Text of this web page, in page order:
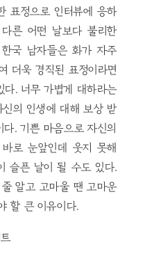
표정으로 인터뷰에 응하
른 어떤 날보다 불리한
국 남자들은 화가 자주
더욱 경직된 표정이라면
다. 너무 가볍게 대하라는
신의 인생에 대해 보상 받
. 기쁜 마음으로 자신의
로 눈앞인데 웃지 못해
슬픈 날이 될 수도 있다.
알고 고마울 땐 고마운
할 큰 이유이다.